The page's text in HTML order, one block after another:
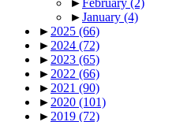
►January (4)
► 2025 (66)
► 2024 (72)
► 2023 (65)
► 2022 (66)
► 2021 (90)
► 2020 (101)
► 2019 (72)